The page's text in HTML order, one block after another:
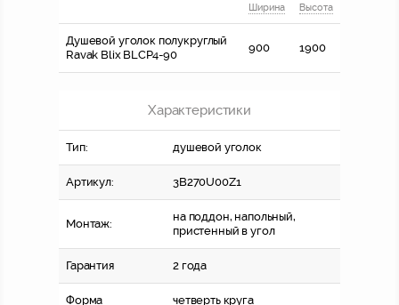
Ширина Высота
Душевой уголок полукруглый
Ravak Blix BLCP4-90
900 1900
Характеристики
Тип: душевой уголок
Артикул: 3B270U00Z1
Монтаж:
на поддон, напольный,
пристенный в угол
Гарантия 2 года
Форма четверть круга